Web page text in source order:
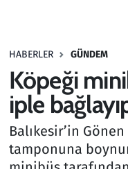
HABERLER GÜNDEM
Köpeği
iple
Balıkesir’in
tamponuna
Haber
Kültür Sanat
Kurumsal
Lezzet Durağı